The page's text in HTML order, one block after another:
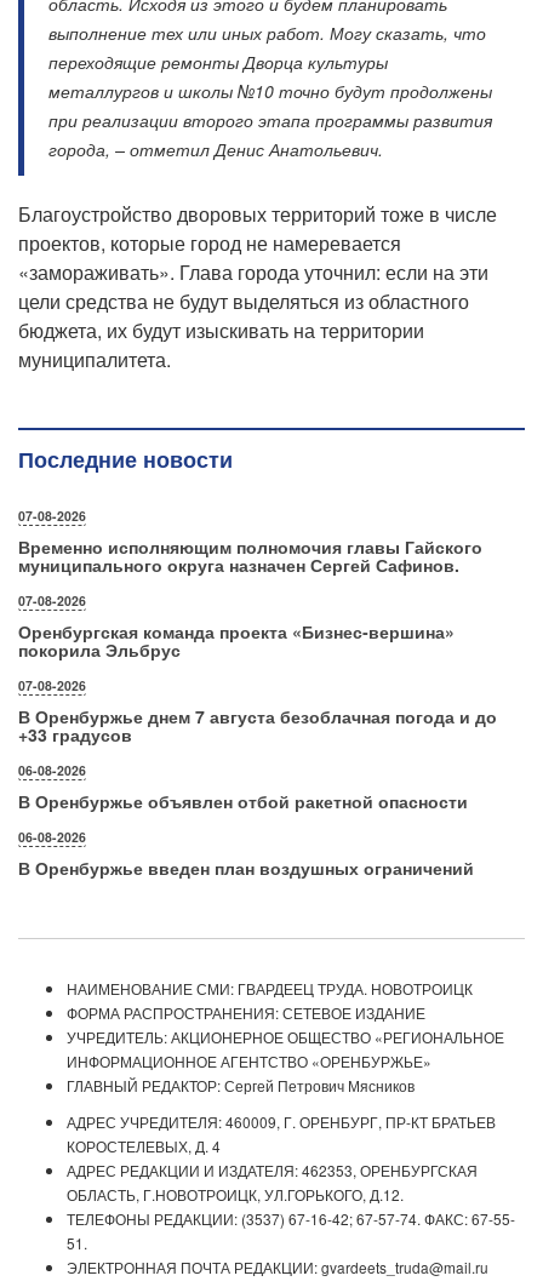
выполнение тех или иных работ. Могу сказать, что
переходящие ремонты Дворца культуры
металлургов и школы №10 точно будут продолжены
при реализации второго этапа программы развития
города, – отметил Денис Анатольевич.
Благоустройство дворовых территорий тоже в числе
проектов, которые город не намеревается
«замораживать». Глава города уточнил: если на эти
цели средства не будут выделяться из областного
бюджета, их будут изыскивать на территории
муниципалитета.
Последние новости
07-08-2026
Временно исполняющим полномочия главы Гайского
муниципального округа назначен Сергей Сафинов.
07-08-2026
Оренбургская команда проекта «Бизнес‑вершина»
покорила Эльбрус
07-08-2026
В Оренбуржье днем 7 августа безоблачная погода и до
+33 градусов
06-08-2026
В Оренбуржье объявлен отбой ракетной опасности
06-08-2026
В Оренбуржье введен план воздушных ограничений
НАИМЕНОВАНИЕ СМИ: ГВАРДЕЕЦ ТРУДА. НОВОТРОИЦК
ФОРМА РАСПРОСТРАНЕНИЯ: СЕТЕВОЕ ИЗДАНИЕ
УЧРЕДИТЕЛЬ: АКЦИОНЕРНОЕ ОБЩЕСТВО «РЕГИОНАЛЬНОЕ
ИНФОРМАЦИОННОЕ АГЕНТСТВО «ОРЕНБУРЖЬЕ»
ГЛАВНЫЙ РЕДАКТОР: Сергей Петрович Мясников
АДРЕС УЧРЕДИТЕЛЯ: 460009, Г. ОРЕНБУРГ, ПР-КТ БРАТЬЕВ
КОРОСТЕЛЕВЫХ, Д. 4
АДРЕС РЕДАКЦИИ И ИЗДАТЕЛЯ: 462353, ОРЕНБУРГСКАЯ
ОБЛАСТЬ, Г.НОВОТРОИЦК, УЛ.ГОРЬКОГО, Д.12.
ТЕЛЕФОНЫ РЕДАКЦИИ: (3537) 67-16-42; 67-57-74. ФАКС: 67-55-
51.
ЭЛЕКТРОННАЯ ПОЧТА РЕДАКЦИИ: gvardeets_truda@mail.ru